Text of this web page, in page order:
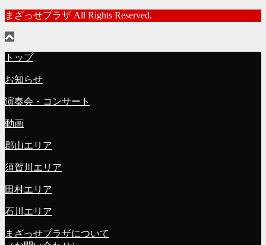
まざっせプラザ All Rights Reserved.
トップ
お知らせ
演奏会・コンサート
動画
郡山エリア
須賀川エリア
田村エリア
石川エリア
まざっせプラザについて